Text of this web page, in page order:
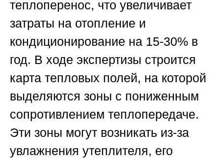
теплоперенос, что увеличивает
затраты на отопление и
кондиционирование на 15-30% в
год. В ходе экспертизы строится
карта тепловых полей, на которой
выделяются зоны с пониженным
сопротивлением теплопередаче.
Эти зоны могут возникать из-за
увлажнения утеплителя, его